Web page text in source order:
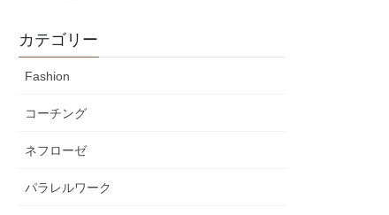
カテゴリー
Fashion
コーチング
ネフローゼ
パラレルワーク